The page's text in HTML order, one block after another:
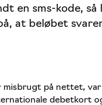
en sms-kode, så
at beløbet
misbrugt på nettet,
debetkort